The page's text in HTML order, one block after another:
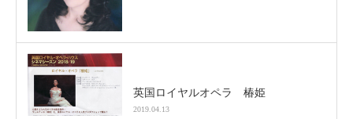
英国ロイヤルオペラ 椿姫
2019.04.13